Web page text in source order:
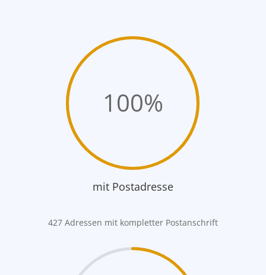
100%
mit Postadresse
427 Adressen mit kompletter Postanschrift